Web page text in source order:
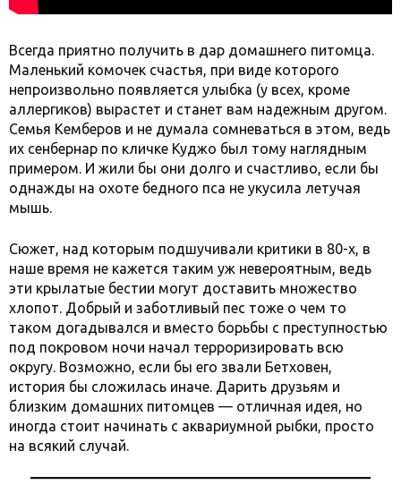
Всегда приятно получить в дар домашнего питомца.
Маленький комочек счастья, при виде которого
непроизвольно появляется улыбка (у всех, кроме
аллергиков) вырастет и станет вам надежным другом.
Семья Кемберов и не думала сомневаться в этом, ведь
их сенбернар по кличке Куджо был тому наглядным
примером. И жили бы они долго и счастливо, если бы
однажды на охоте бедного пса не укусила летучая
мышь.
Сюжет, над которым подшучивали критики в 80-х, в
наше время не кажется таким уж невероятным, ведь
эти крылатые бестии могут доставить множество
хлопот. Добрый и заботливый пес тоже о чем то
таком догадывался и вместо борьбы с преступностью
под покровом ночи начал терроризировать всю
округу. Возможно, если бы его звали Бетховен,
история бы сложилась иначе. Дарить друзьям и
близким домашних питомцев — отличная идея, но
иногда стоит начинать с аквариумной рыбки, просто
на всякий случай.